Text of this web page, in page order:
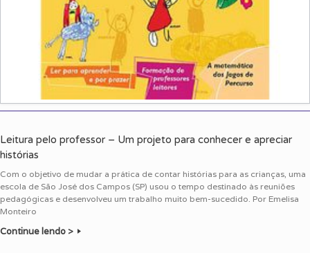
Leitura pelo professor – Um projeto para conhecer e apreciar
histórias
Com o objetivo de mudar a prática de contar histórias para as crianças, uma
escola de São José dos Campos (SP) usou o tempo destinado às reuniões
pedagógicas e desenvolveu um trabalho muito bem-sucedido. Por Emelisa
Monteiro
Continue lendo >